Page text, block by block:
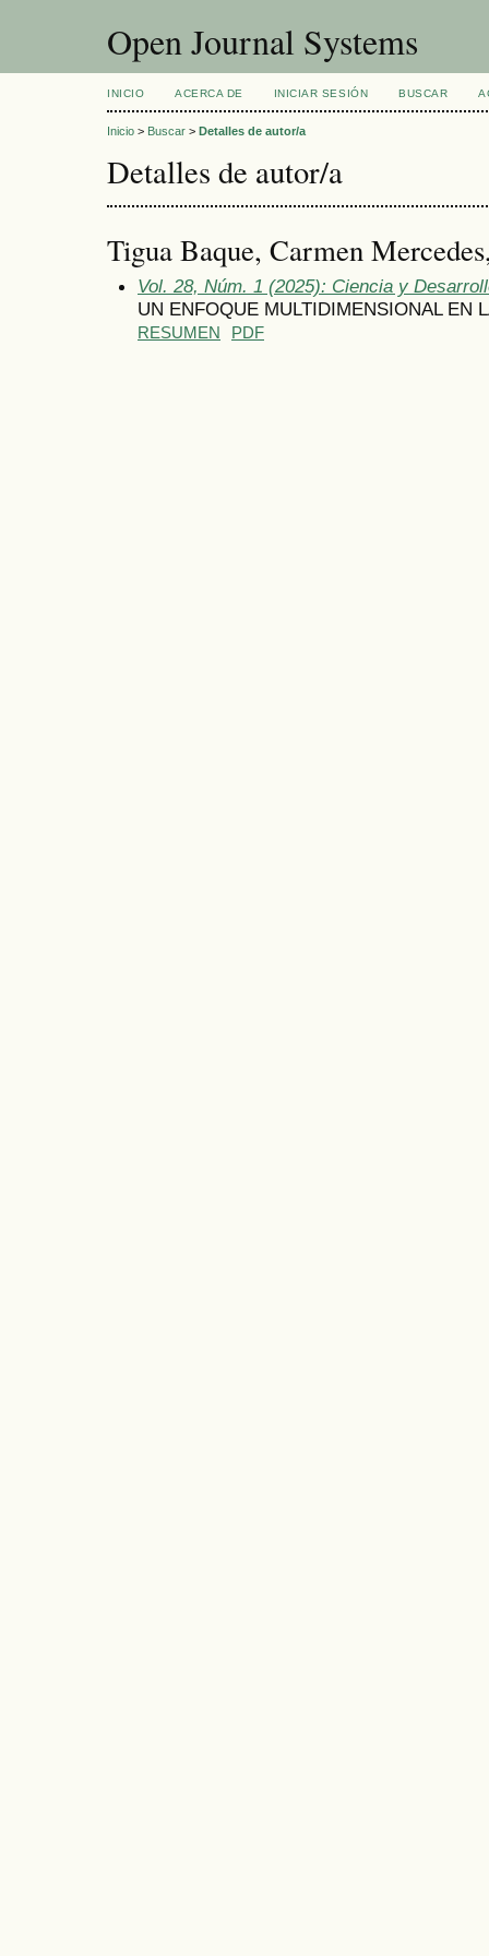
Open Journal Systems
INICIO ACERCA DE INICIAR SESIÓN BUSCAR
Inicio > Buscar > Detalles de autor/a
Detalles de autor/a
Tigua Baque, Carmen
Vol. 28, Núm. 1 (2025): Ciencia y
UN ENFOQUE MULTIDIMENSIONAL EN
RESUMEN PDF